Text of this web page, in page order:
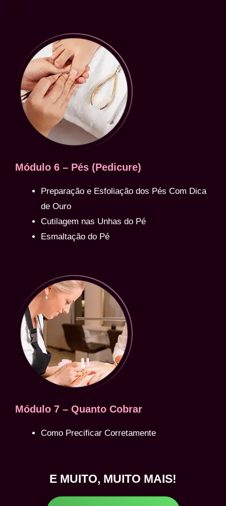
Módulo 6 – Pés (Pedicure)
Preparação e Esfoliação dos Pés Com Dica
de Ouro
Cutilagem nas Unhas do Pé
Esmaltação do Pé
Módulo 7 – Quanto Cobrar
Como Precificar Corretamente
E MUITO, MUITO MAIS!